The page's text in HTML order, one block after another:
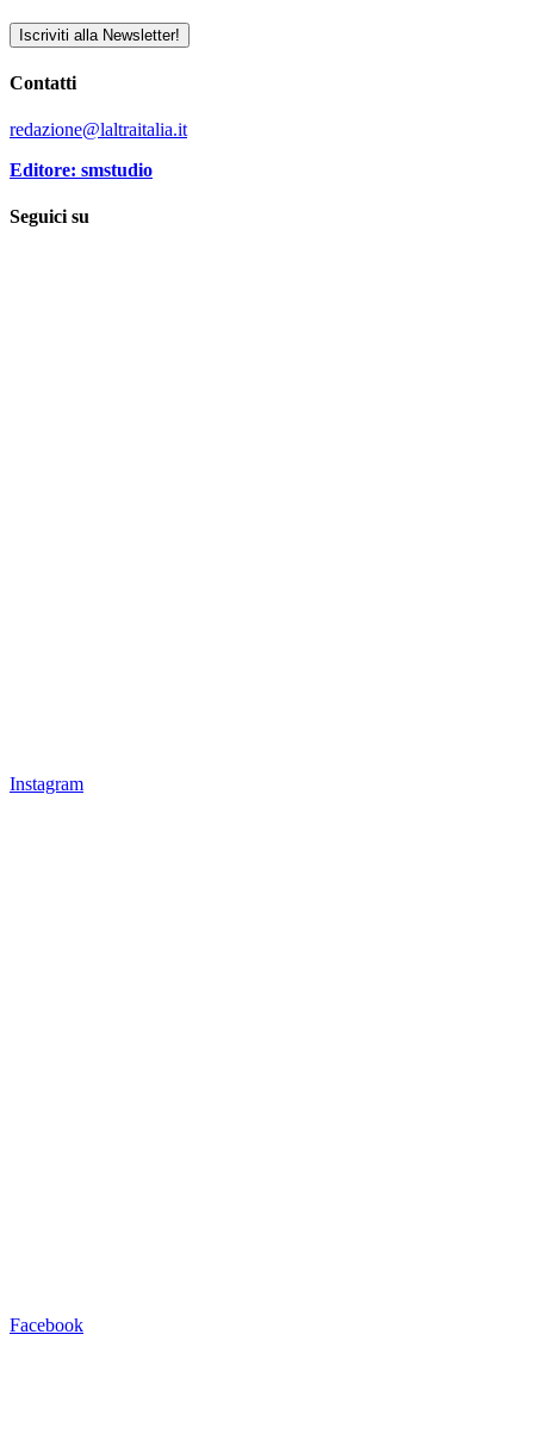
Iscriviti alla Newsletter!
Contatti
redazione@laltraitalia.it
Editore: smstudio
Seguici su
Instagram
Facebook